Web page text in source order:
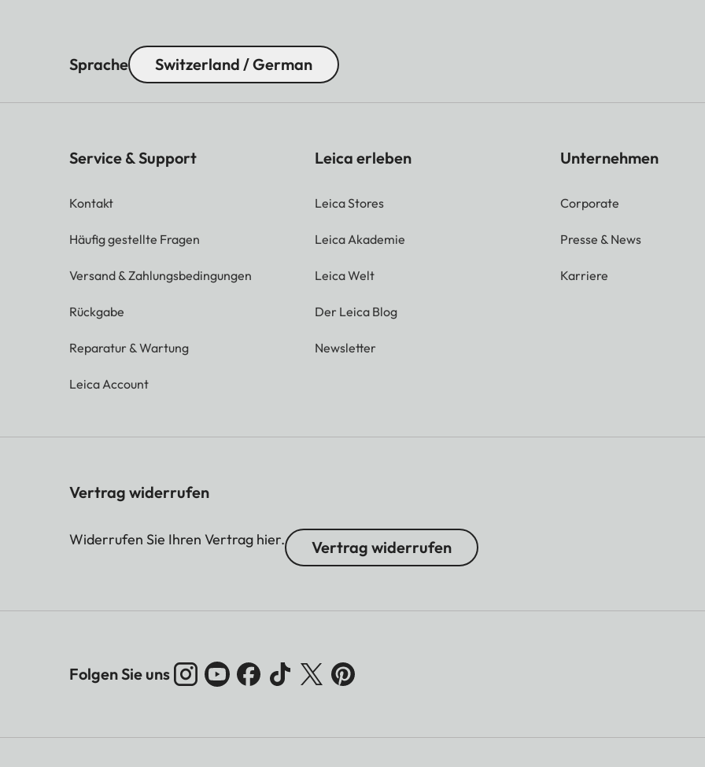
Sprache Switzerland / German
Service & Support
Kontakt
Häufig gestellte Fragen
Versand & Zahlungsbedingungen
Rückgabe
Reparatur & Wartung
Leica Account
Leica erleben
Leica Stores
Leica Akademie
Leica Welt
Der Leica Blog
Newsletter
Unternehmen
Corporate
Presse & News
Karriere
Vertrag widerrufen
Widerrufen Sie Ihren Vertrag hier. Vertrag widerrufen
Folgen Sie uns